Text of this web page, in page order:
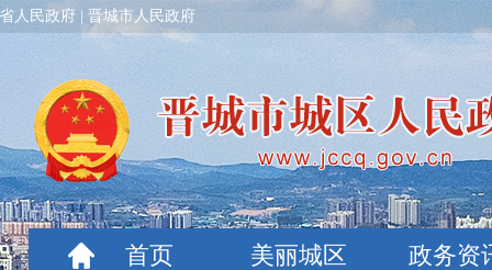
人民政府 晋城市人民政府
首页 美丽城区 政务资